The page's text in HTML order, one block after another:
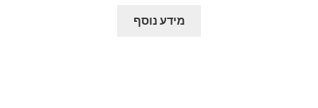
מידע נוסף